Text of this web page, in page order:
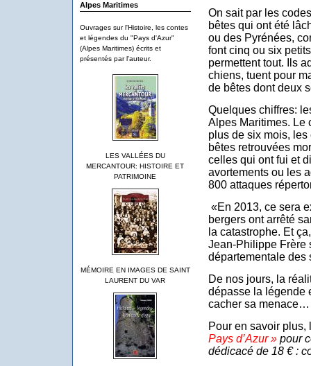
Alpes Maritimes
Ouvrages sur l'Histoire, les contes
et légendes du "Pays d'Azur"
(Alpes Maritimes) écrits et
présentés par l'auteur.
LES VALLÉES DU
MERCANTOUR: HISTOIRE ET
PATRIMOINE
MÉMOIRE EN IMAGES DE SAINT
LAURENT DU VAR
On sait par les
bêtes qui ont été
ou des Pyrénées,
font cinq ou six
permettent tout. Ils
chiens, tuent pour
de bêtes dont deux
Quelques chiffres:
Alpes Maritimes. Le
plus de six mois,
bêtes retrouvées
celles qui ont fui et
avortements ou les
800 attaques
«En 2013, ce sera
bergers ont arrêté
la catastrophe. Et
Jean-Philippe Frère
départementale des
De nos jours, la
dépasse la légende
cacher sa menace…
Pour en savoir plus,
Pays d’Azur »pour
dédicacé de 18 € :